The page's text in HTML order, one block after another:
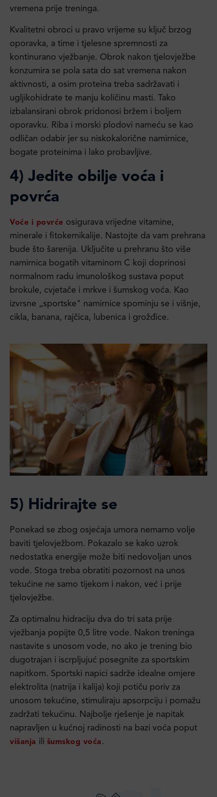
vremena prije treninga.
Kvalitetni obroci u pravo vrijeme su ključ brzog
oporavka, a time i tjelesne spremnosti za
kontinurano vježbanje. Obrok nakon tjelovježbe
konzumira se pola sata do sat vremena nakon
aktivnosti, a osim proteina treba sadržavati i
ugljikohidrate te manju količinu masti. Tako
izbalansirani obrok pridonosi bržem i boljem
oporavku. Riba i morski plodovi nameću se kao
odličan odabir jer su niskokalorične namirnice,
bogate proteinima i lako probavljive.
4) Jedite obilje voća i
povrća
Voće i povrće osigurava vrijedne vitamine,
minerale i fitokemikalije. Nastojte da vam prehrana
bude što šarenija. Uključite u prehranu što više
namirnica bogatih vitaminom C koji doprinosi
normalnom radu imunološkog sustava poput
brokule, cvjetače i mrkve i šumskog voća. Kao
izvrsne „sportske" namirnice spominju se i višnje,
cikla, banana, rajčica, lubenica i grožđice.
5) Hidrirajte se
Ponekad se zbog osjećaja umora nemamo volje
baviti tjelovježbom. Pokazalo se kako uzrok
nedostatka energije može biti nedovoljan unos
vode. Stoga treba obratiti pozornost na unos
tekućine ne samo tijekom i nakon, već i prije
tjelovježbe.
Za optimalnu hidraciju dva do tri sata prije
vježbanja popijte 0,5 litre vode. Nakon treninga
nastavite s unosom vode, no ako je trening bio
dugotrajan i iscrpljujuć posegnite za sportskim
napitkom. Sportski napici sadrže idealne omjere
elektrolita (natrija i kalija) koji potiču poriv za
unosom tekućine, stimuliraju apsorpciju i pomažu
zadržati tekućinu. Najbolje rješenje je napitak
napravljen u kućnoj radinosti na bazi voća poput
višanja ili šumskog voća.